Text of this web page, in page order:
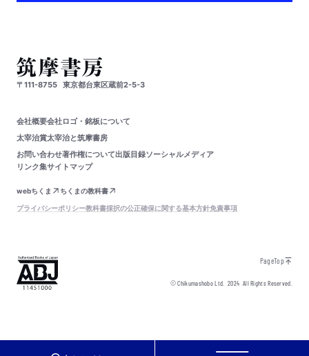
〒111-8755 東京都台東区蔵前2-5-3
会社概要会社ロゴ・銘板について
太宰治賞太宰治と筑摩書房
お問い合わせ著作権について出版目録ソーシャルメディア
リンク集サイトマップ
webちくま
ちくまの教科書
プライバシーポリシー教科書採択の公正確保に関する基本方針免責事項
PageTop
© Chikumashobo Ltd.2024 All Rights Reserved.